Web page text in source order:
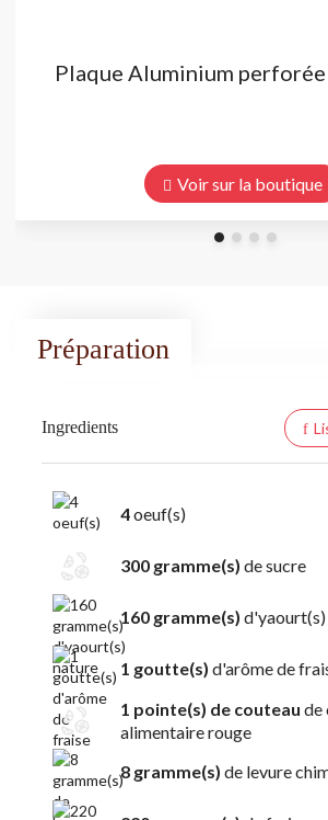
Plaque Aluminium perforée
Voir sur la boutique
Préparation
Ingredients
4oeuf(s)
300 gramme(s) de sucre
160 gramme(s)
1 goutte(s) d'arôme de
1 pointe(s) de couteau de
alimentaire rouge
8 gramme(s) de levure